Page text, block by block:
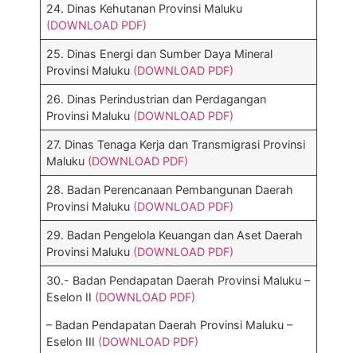
24. Dinas Kehutanan Provinsi Maluku
(DOWNLOAD PDF)
25. Dinas Energi dan Sumber Daya Mineral
Provinsi Maluku (DOWNLOAD PDF)
26. Dinas Perindustrian dan Perdagangan
Provinsi Maluku (DOWNLOAD PDF)
27. Dinas Tenaga Kerja dan Transmigrasi Provinsi
Maluku (DOWNLOAD PDF)
28. Badan Perencanaan Pembangunan Daerah
Provinsi Maluku (DOWNLOAD PDF)
29. Badan Pengelola Keuangan dan Aset Daerah
Provinsi Maluku (DOWNLOAD PDF)
30.- Badan Pendapatan Daerah Provinsi Maluku –
Eselon II (DOWNLOAD PDF)
– Badan Pendapatan Daerah Provinsi Maluku –
Eselon III (DOWNLOAD PDF)